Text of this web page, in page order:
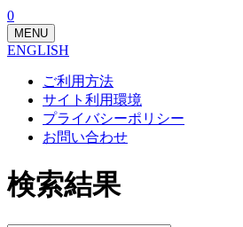
0
MENU
ENGLISH
ご利用方法
サイト利用環境
プライバシーポリシー
お問い合わせ
検索結果